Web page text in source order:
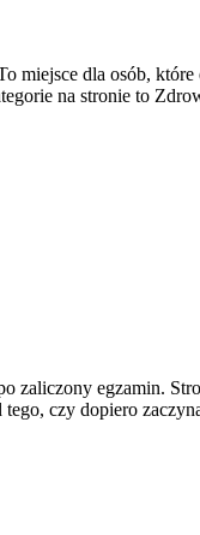
miejsce dla osób,
na stronie to
zaliczony egzamin.
czy dopiero